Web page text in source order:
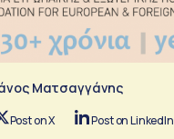
Ματσαγγάνης
Post on X Post on LinkedIn